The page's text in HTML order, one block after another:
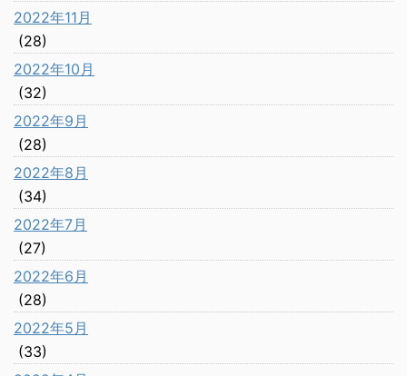
2022年11月
(28)
2022年10月
(32)
2022年9月
(28)
2022年8月
(34)
2022年7月
(27)
2022年6月
(28)
2022年5月
(33)